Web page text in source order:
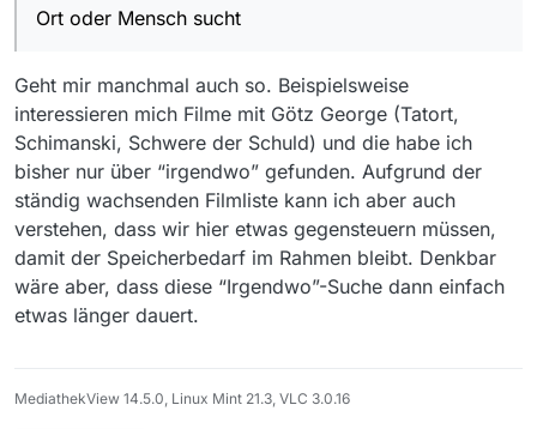
Sendung zu kennen. Das war jetzt einfach.
Ort oder Mensch sucht
Geht mir manchmal auch so. Beispielsweise
interessieren mich Filme mit Götz George (Tatort,
Schimanski, Schwere der Schuld) und die habe ich
bisher nur über “irgendwo” gefunden. Aufgrund der
ständig wachsenden Filmliste kann ich aber auch
verstehen, dass wir hier etwas gegensteuern müssen,
damit der Speicherbedarf im Rahmen bleibt. Denkbar
wäre aber, dass diese “Irgendwo”-Suche dann einfach
etwas länger dauert.
MediathekView 14.5.0, Linux Mint 21.3, VLC 3.0.16